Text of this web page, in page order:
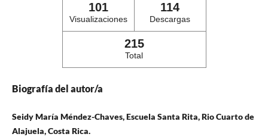
101
Visualizaciones
114
Descargas
215
Total
Biografía del autor/a
Seidy María Méndez-Chaves, Escuela Santa Rita, Rio Cuarto de
Alajuela, Costa Rica.